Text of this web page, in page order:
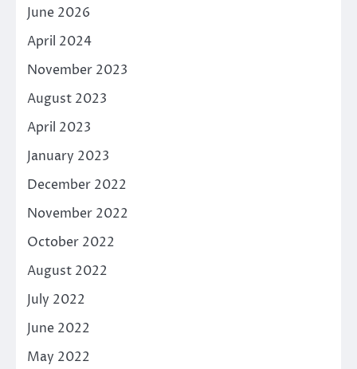
June 2026
April 2024
November 2023
August 2023
April 2023
January 2023
December 2022
November 2022
October 2022
August 2022
July 2022
June 2022
May 2022